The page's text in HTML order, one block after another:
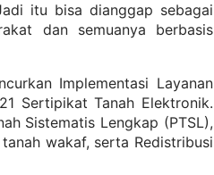
itu bisa dianggap sebagai
dan semuanya berbasis
Implementasi Layanan
Sertipikat Tanah Elektronik.
Sistematis Lengkap (PTSL),
wakaf, serta Redistribusi